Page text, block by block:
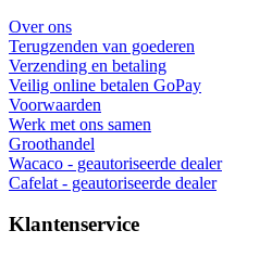
Over ons
Terugzenden van goederen
Verzending en betaling
Veilig online betalen GoPay
Voorwaarden
Werk met ons samen
Groothandel
Wacaco - geautoriseerde dealer
Cafelat - geautoriseerde dealer
Klantenservice